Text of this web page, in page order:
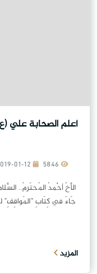
أعلم الصحابة علي
2019-01-12
الأخُ أحْمدُ المُحتَرمُ..
جَاءَ في كِتَابِ "المَواقِفِ" للإيجِي ج 3 ص
المزيد